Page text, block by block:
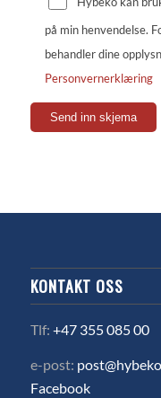
på min henvendelse.
behandler dine
Personvernerklæring
KONTAKT OSS
Tlf: +47 355 085 00
e-post:
Facebook